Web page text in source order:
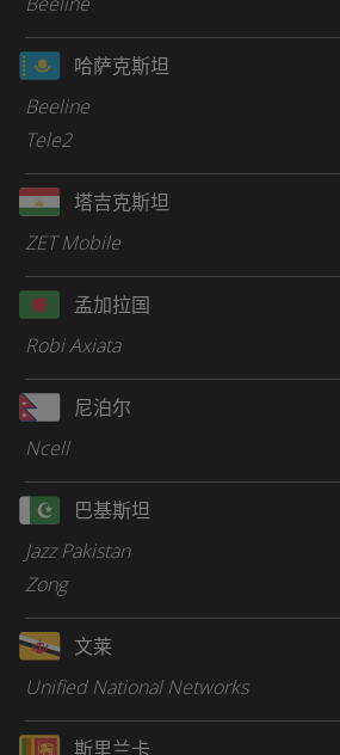
哈萨克斯坦
Beeline
Tele2
塔吉克斯坦
ZET Mobile
孟加拉国
Robi Axiata
尼泊尔
Ncell
巴基斯坦
Jazz Pakistan
Zong
文莱
Unified National Networks
斯里兰卡